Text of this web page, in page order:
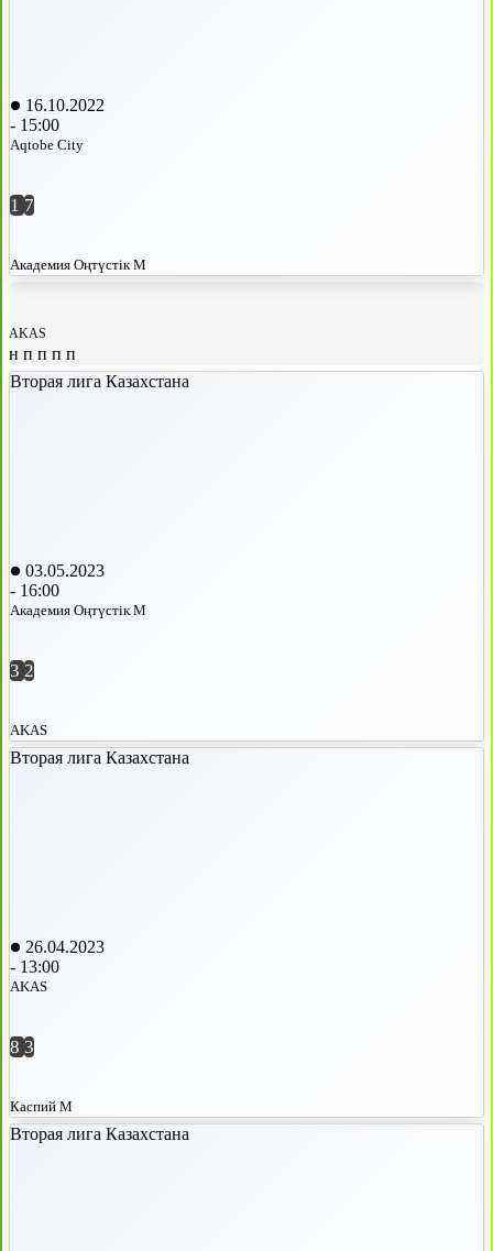
16.10.2022
- 15:00
Aqtobe City
1 7
Академия Оңтүстік М
AKAS
н п п п п
Вторая лига Казахстана
03.05.2023
- 16:00
Академия Оңтүстік М
3 2
AKAS
Вторая лига Казахстана
26.04.2023
- 13:00
AKAS
8 3
Каспий М
Вторая лига Казахстана